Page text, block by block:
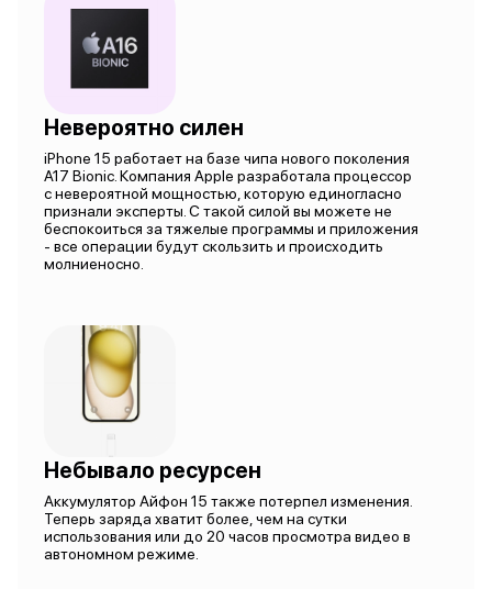
Невероятно силен
iPhone 15 работает на базе чипа нового поколения
A17 Bionic. Компания Apple разработала процессор
с невероятной мощностью, которую единогласно
признали эксперты. С такой силой вы можете не
беспокоиться за тяжелые программы и приложения
- все операции будут скользить и происходить
молниеносно.
Небывало ресурсен
Аккумулятор Айфон 15 также потерпел изменения.
Теперь заряда хватит более, чем на сутки
использования или до 20 часов просмотра видео в
автономном режиме.